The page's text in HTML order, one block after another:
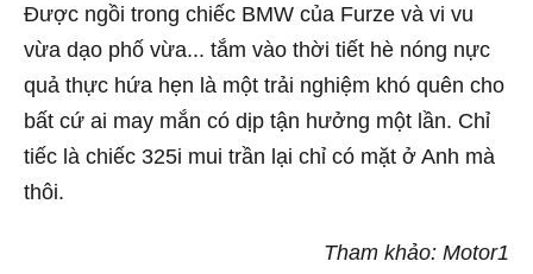
Được ngồi trong chiếc BMW của Furze và vi vu
vừa dạo phố vừa... tắm vào thời tiết hè nóng nực
quả thực hứa hẹn là một trải nghiệm khó quên cho
bất cứ ai may mắn có dịp tận hưởng một lần. Chỉ
tiếc là chiếc 325i mui trần lại chỉ có mặt ở Anh mà
thôi.
Tham khảo: Motor1